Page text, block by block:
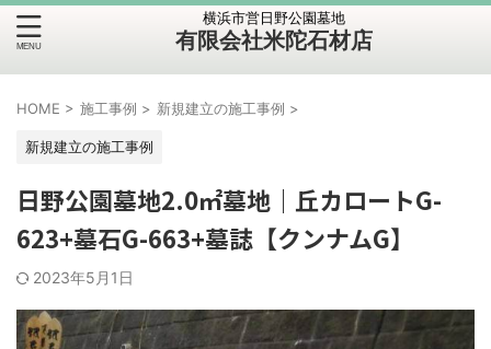
横浜市営日野公園墓地
有限会社米陀石材店
HOME > 施工事例 > 新規建立の施工事例 >
新規建立の施工事例
日野公園墓地2.0㎡墓地｜丘カロートG-
623+墓石G-663+墓誌【クンナムG】
2023年5月1日